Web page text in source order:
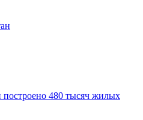
построено 480 тысяч жилых